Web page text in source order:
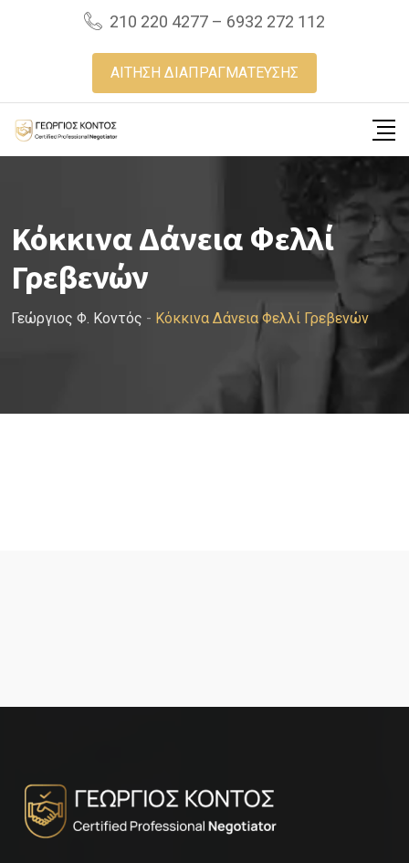
210 220 4277 – 6932 272 112
ΑΙΤΗΣΗ ΔΙΑΠΡΑΓΜΑΤΕΥΣΗΣ
Κόκκινα Δάνεια Φελλί
Γρεβενών
Γεώργιος Φ. Κοντός - Κόκκινα Δάνεια Φελλί Γρεβενών